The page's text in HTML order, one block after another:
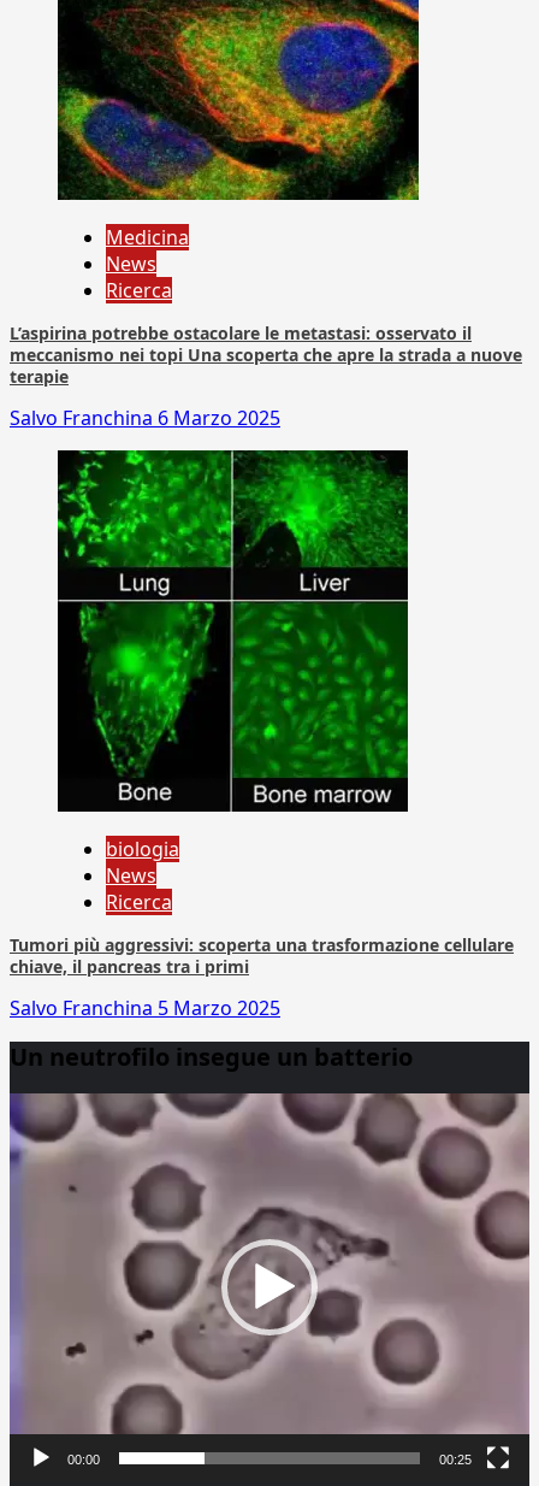
Medicina
News
Ricerca
L’aspirina potrebbe ostacolare le metastasi: osservato il
meccanismo nei topi Una scoperta che apre la strada a nuove
terapie
Salvo Franchina 6 Marzo 2025
biologia
News
Ricerca
Tumori più aggressivi: scoperta una trasformazione cellulare
chiave, il pancreas tra i primi
Salvo Franchina 5 Marzo 2025
Un neutrofilo insegue un batterio
Player
00:00 00:25